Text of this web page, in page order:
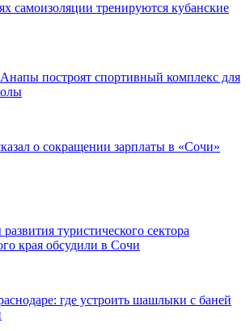
самоизоляции тренируются кубанские
построят спортивный комплекс для
о сокращении зарплаты в «Сочи»
туристического сектора
края обсудили в Сочи
где устроить шашлыки с баней